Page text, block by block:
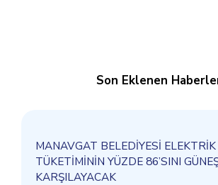
Son Eklenen
MANAVGAT BELEDİYESİ ELEKTRİK
TÜKETİMİNİN YÜZDE 86’SINI
KARŞILAYACAK